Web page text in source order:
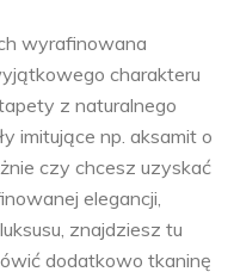
wyrafinowana
charakteru
z naturalnego
imitujące np. aksamit o
czy chcesz uzyskać
elegancji,
znajdziesz tu
dodatkowo tkaninę